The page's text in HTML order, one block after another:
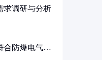
求调研与分析
合防爆电气设